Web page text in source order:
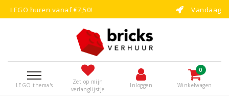
Vandaag besteld, binnen enkele dagen
LEGO thema's
Zet op mijn
verlanglijstje
Inloggen
0
Winkelwagen